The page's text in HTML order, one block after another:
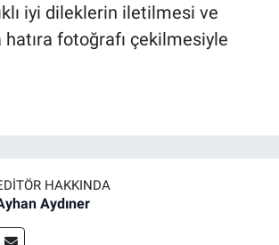
iyi dileklerin iletilmesi ve
hatıra fotoğrafı çekilmesiyle
HAKKINDA
Aydıner